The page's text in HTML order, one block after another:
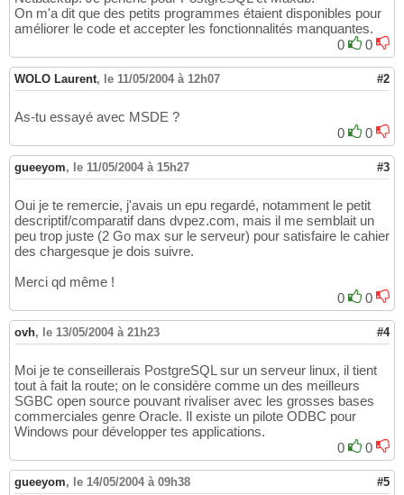
On m'a dit que des petits programmes étaient disponibles pour
améliorer le code et accepter les fonctionnalités manquantes.
0
0
WOLO Laurent, le 11/05/2004 à 12h07 #2
As-tu essayé avec MSDE ?
0
0
gueeyom, le 11/05/2004 à 15h27 #3
Oui je te remercie, j'avais un epu regardé, notamment le petit
descriptif/comparatif dans dvpez.com, mais il me semblait un
peu trop juste (2 Go max sur le serveur) pour satisfaire le cahier
des chargesque je dois suivre.
Merci qd même !
0
0
ovh, le 13/05/2004 à 21h23 #4
Moi je te conseillerais PostgreSQL sur un serveur linux, il tient
tout à fait la route; on le considère comme un des meilleurs
SGBC open source pouvant rivaliser avec les grosses bases
commerciales genre Oracle. Il existe un pilote ODBC pour
Windows pour développer tes applications.
0
0
gueeyom, le 14/05/2004 à 09h38 #5